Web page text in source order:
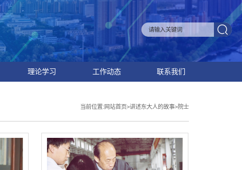
理论学习 工作动态 联系我们
当前位置: 网站首页>讲述东大人的故事>院士